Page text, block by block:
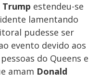
Trump estendeu-se
lamentando
pudesse ser
evento devido aos
do Queens e
amam Donald